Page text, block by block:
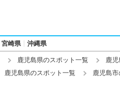
宮崎県 沖縄県
鹿児島県のスポット一覧 鹿
鹿児島県のスポット一覧 鹿児島